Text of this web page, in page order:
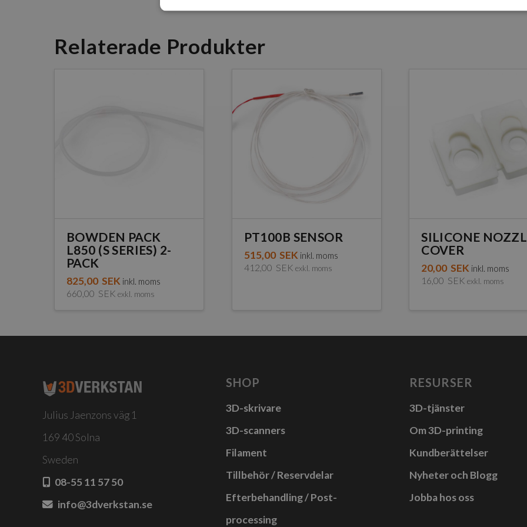
Relaterade Produkter
BOWDEN PACK
L850 (S SERIES) 2-
PACK
825,00 SEK inkl. moms
660,00 SEK exkl. moms
PT100B SENSOR
515,00 SEK inkl. moms
412,00 SEK exkl. moms
SILICONE
COVER
20,00 SEK inkl. moms
16,00 SEK exkl. moms
Julius Jaenzons väg 1
169 40 Solna
Sweden
08-55 11 57 50
info@3dverkstan.se
SHOP
3D-skrivare
3D-scanners
Filament
Tillbehör / Reservdelar
Efterbehandling / Post-
processing
RESURSER
3D-tjänster
Om 3D-printing
Kundberättelser
Nyheter och Blogg
Jobba hos oss